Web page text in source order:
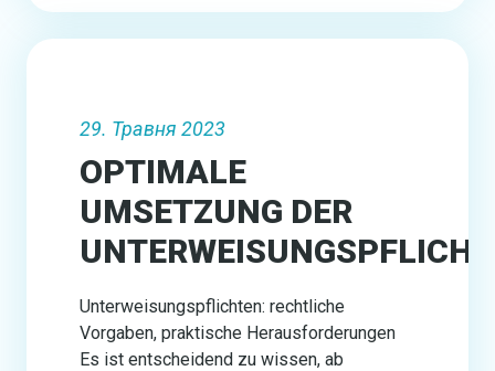
29. Травня 2023
OPTIMALE
UMSETZUNG DER
Unterweisungspflichten: rechtliche
Vorgaben, praktische Herausforderungen
Es ist entscheidend zu wissen, ab